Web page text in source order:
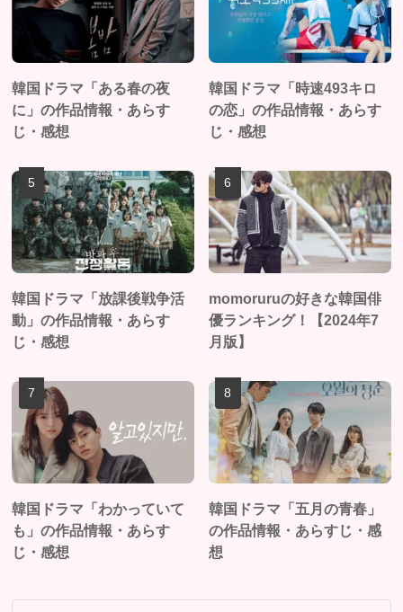
韓国ドラマ「ある春の夜
に」の作品情報・あらす
じ・感想
韓国ドラマ「時速493キロ
の恋」の作品情報・あらす
じ・感想
韓国ドラマ「放課後戦争活
動」の作品情報・あらす
じ・感想
momoruruの好きな韓国俳
優ランキング！【2024年7
月版】
韓国ドラマ「わかっていて
も」の作品情報・あらす
じ・感想
韓国ドラマ「五月の青春」
の作品情報・あらすじ・感
想